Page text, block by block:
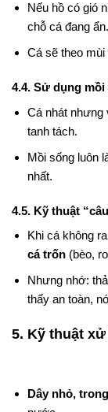
Nếu hồ có gió
chỗ cá đang ẩn.
Cá sẽ theo
4.4. Sử dụng
Cá nhát nhưng
tanh tách.
Mồi sống luôn
nhất.
4.5. Kỹ thuật
Khi cá không
cá trốn(bèo,
Nhưng nhớ:
thấy an toàn,
5. Kỹ thuật
Dây nhỏ, trong